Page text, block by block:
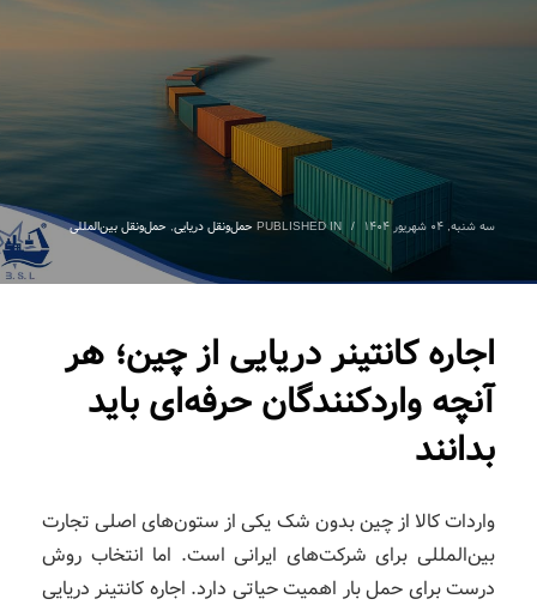
سه شنبه, ۰۴ شهریور ۱۴۰۴ /
PUBLISHED IN حمل‌ونقل دریایی, حمل‌ونقل بین‌المللی
اجاره کانتینر دریایی از چین؛ هر
آنچه واردکنندگان حرفه‌ای باید
بدانند
واردات کالا از چین بدون شک یکی از ستون‌های اصلی تجارت
بین‌المللی برای شرکت‌های ایرانی است. اما انتخاب روش
درست برای حمل بار اهمیت حیاتی دارد. اجاره کانتینر دریایی